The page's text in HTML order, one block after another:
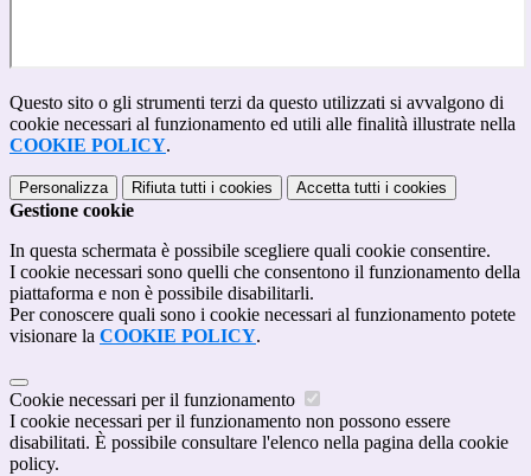
Questo sito o gli strumenti terzi da questo utilizzati si avvalgono di
cookie necessari al funzionamento ed utili alle finalità illustrate nella
COOKIE POLICY.
Personalizza Rifiuta tutti i cookies Accetta tutti i cookies
Gestione cookie
In questa schermata è possibile scegliere quali cookie consentire.
I cookie necessari sono quelli che consentono il funzionamento della
piattaforma e non è possibile disabilitarli.
Per conoscere quali sono i cookie necessari al funzionamento potete
visionare la COOKIE POLICY.
Cookie necessari per il funzionamento
I cookie necessari per il funzionamento non possono essere
disabilitati. È possibile consultare l'elenco nella pagina della cookie
policy.